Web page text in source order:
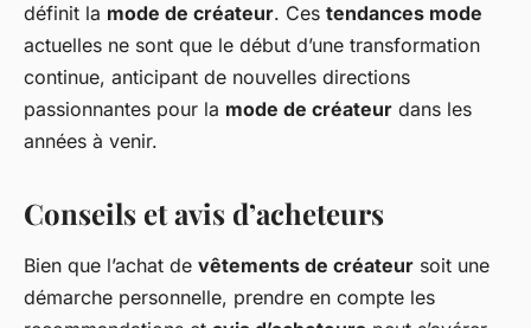
définit la mode de créateur. Ces tendances mode
actuelles ne sont que le début d’une transformation
continue, anticipant de nouvelles directions
passionnantes pour la mode de créateur dans les
années à venir.
Conseils et avis d’acheteurs
Bien que l’achat de vêtements de créateur soit une
démarche personnelle, prendre en compte les